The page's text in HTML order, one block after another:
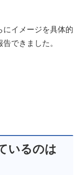
にイメージを具体的
できました。
いるのは